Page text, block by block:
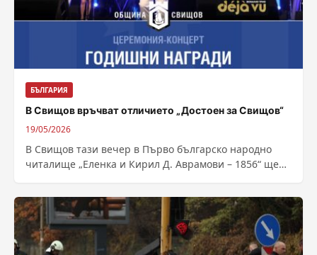
БЪЛГАРИЯ
В Свищов връчват отличието „Достоен за Свищов“
19/05/2026
В Свищов тази вечер в Първо българско народно
читалище „Еленка и Кирил Д. Аврамови – 1856“ ще